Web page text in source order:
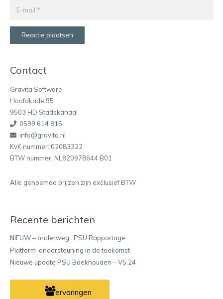
Reactie plaatsen
Contact
Gravita Software
Hoofdkade 95
9503 HD Stadskanaal
0599 614 815
info@gravita.nl
KvK nummer: 02083322
BTW nummer: NL820978644 B01
Alle genoemde prijzen zijn exclusief BTW
Recente berichten
NIEUW – onderweg : PSU Rapportage
Platform-ondersteuning in de toekomst
Nieuwe update PSU Boekhouden – V5.24
ervaringen